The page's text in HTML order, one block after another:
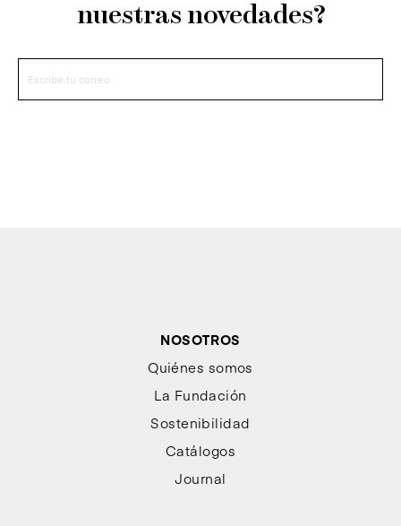
nuestras novedades?
NOSOTROS
Quiénes somos
La Fundación
Sostenibilidad
Catálogos
Journal